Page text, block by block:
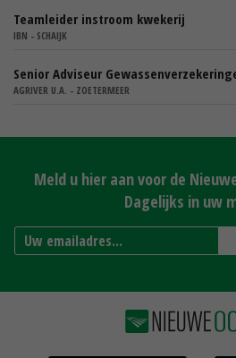
Teamleider instroom kwekerij
IBN - SCHAIJK
Senior Adviseur
AGRIVER U.A. - ZOETERMEER
Meld u hier aan voor de
Dagelijks in uw